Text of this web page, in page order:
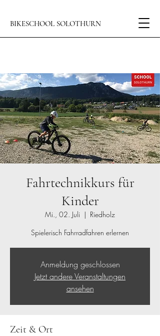
BIKESCHOOL SOLOTHURN
Fahrtechnikkurs für
Kinder
Mi., 02. Juli
  |
Riedholz
Spielerisch Fahrradfahren erlernen
Anmeldung geschlossen
Jetzt andere Veranstaltungen
ansehen
Zeit & Ort